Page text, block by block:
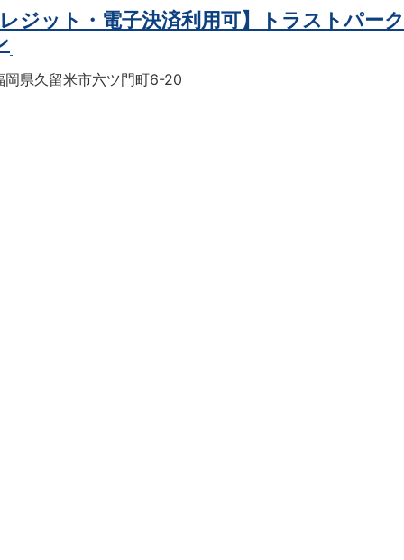
レジット・電子決済利用可】トラストパー
岡県久留米市六ツ門町6-20